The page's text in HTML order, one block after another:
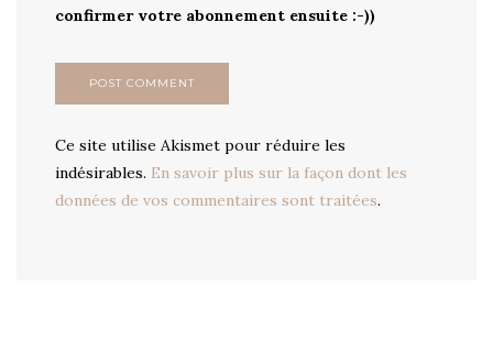
confirmer votre abonnement ensuite :-))
Ce site utilise Akismet pour réduire les
indésirables. En savoir plus sur la façon dont les
données de vos commentaires sont traitées.